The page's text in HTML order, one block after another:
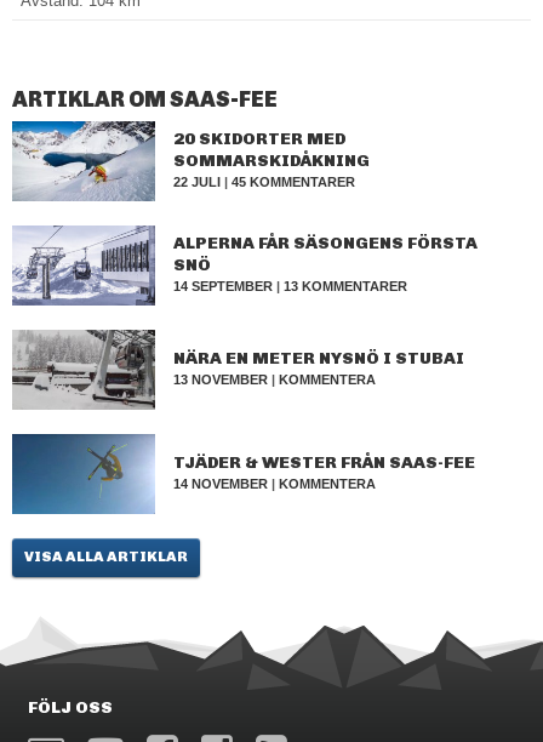
ARTIKLAR OM SAAS-FEE
20 SKIDORTER MED
SOMMARSKIDÅKNING
22 JULI |45 KOMMENTARER
ALPERNA FÅR SÄSONGENS FÖRSTA
SNÖ
14 SEPTEMBER |13 KOMMENTARER
NÄRA EN METER NYSNÖ I STUBAI
13 NOVEMBER KOMMENTERA
TJÄDER & WESTER FRÅN SAAS-FEE
14 NOVEMBER KOMMENTERA
VISA ALLA ARTIKLAR
FÖLJ OSS